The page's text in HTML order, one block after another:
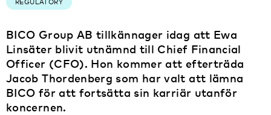
BICO Group AB tillkännager idag att Ewa
Linsäter blivit utnämnd till Chief Financial
Officer (CFO). Hon kommer att efterträda
Jacob Thordenberg som har valt att lämna
BICO för att fortsätta sin karriär utanför
koncernen.